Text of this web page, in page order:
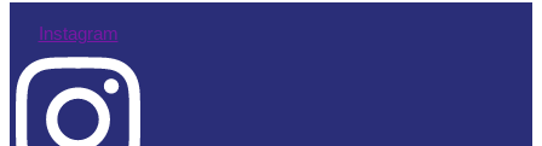
Instagram